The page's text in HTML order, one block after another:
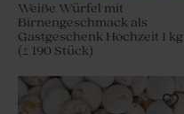
Weiße Würfel mit
Birnengeschmack als
Gastgeschenk Hochzeit 1 kg
(± 190 Stück)